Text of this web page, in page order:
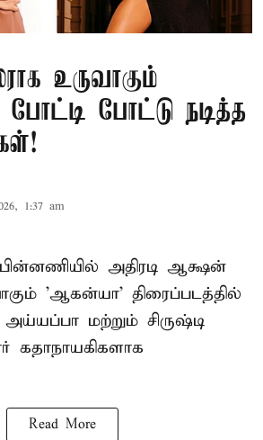
உருவாகும்
போட்டு நடித்த
1:37 am
பின்னணியில் அதிரடி ஆக்ஷன்
'ஆகன்யா' திரைப்படத்தில்
அய்யப்பா மற்றும் சிருஷ்டி
கதாநாயகிகளாக
Read More